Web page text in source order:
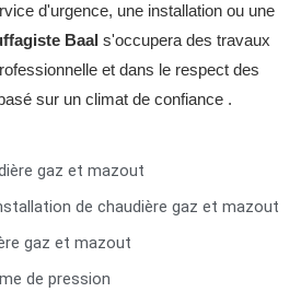
d'urgence, une installation ou une
Baal s'occupera des travaux
et dans le respect des
sur un climat de confiance .
gaz et mazout
de chaudière gaz et mazout
gaz et mazout
de pression